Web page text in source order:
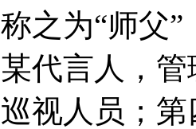
之为“师父
代言人，
视人员；